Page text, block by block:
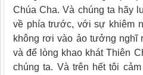
Chúa Cha. Và chúng ta hãy
về phía trước, với sự khiêm
không rơi vào ảo tưởng nghĩ
và để lòng khao khát Thiên
chúng ta. Và trên hết tôi